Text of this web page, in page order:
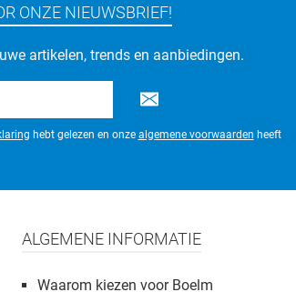
ONZE NIEUWSBRIEF!
artikelen, trends en aanbiedingen.
hebt gelezen en onze algemene voorwaarden heeft
ALGEMENE INFORMATIE
Waarom kiezen voor Boelm